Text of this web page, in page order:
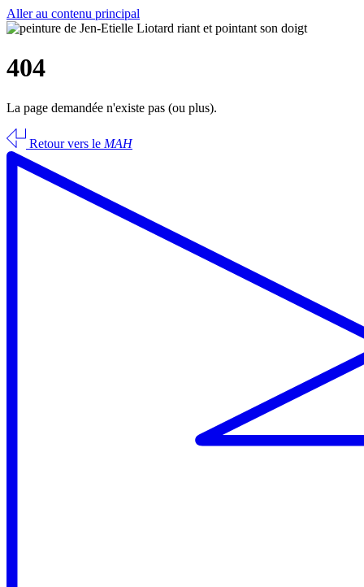
Aller au contenu principal
404
La page demandée n'existe pas (ou plus).
Retour vers le MAH